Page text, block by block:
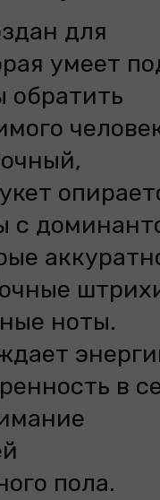
для
умеет
обратить
с
ноты.
в
пола.